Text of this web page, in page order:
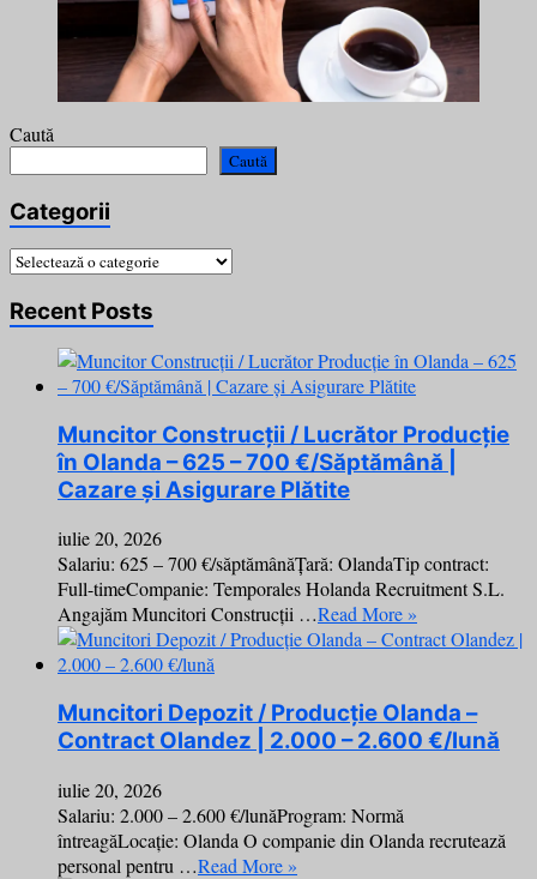
Caută
Caută
Categorii
Categorii
Recent Posts
Muncitor Construcții / Lucrător Producție
în Olanda – 625 – 700 €/Săptămână |
Cazare și Asigurare Plătite
iulie 20, 2026
Salariu: 625 – 700 €/săptămânăȚară: OlandaTip contract:
Full-timeCompanie: Temporales Holanda Recruitment S.L.
Angajăm Muncitori Construcții …Read More »
Muncitori Depozit / Producție Olanda –
Contract Olandez | 2.000 – 2.600 €/lună
iulie 20, 2026
Salariu: 2.000 – 2.600 €/lunăProgram: Normă
întreagăLocație: Olanda O companie din Olanda recrutează
personal pentru …Read More »